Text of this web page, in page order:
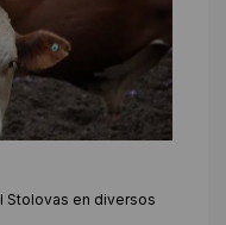
Stolovas en diversos